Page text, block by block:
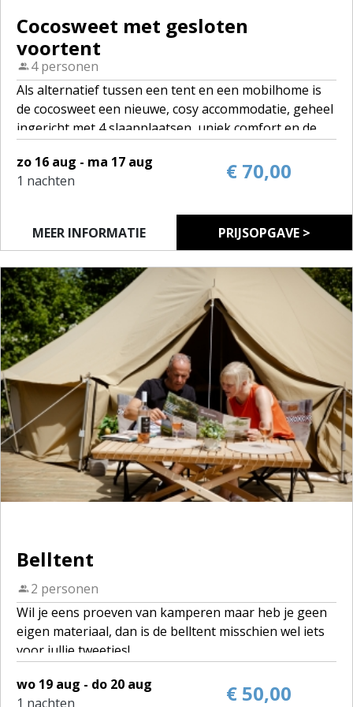
Cocosweet met gesloten
voortent
4 personen
Als alternatief tussen een tent en een mobilhome is
de cocosweet een nieuwe, cosy accommodatie, geheel
ingericht met 4 slaapplaatsen, uniek comfort en de
voortent.
je kan heerlijk relaxen in de voortent.
Klinkt goed, niet?
zo 16 aug - ma 17 aug
1 nachten
€ 70,00
MEER INFORMATIE PRIJSOPGAVE >
Belltent
2 personen
Wil je eens proeven van kamperen maar heb je geen
eigen materiaal, dan is de belltent misschien wel iets
voor jullie tweetjes!
bohemian en hippie voor twee personen.
wo 19 aug - do 20 aug
1 nachten
€ 50,00